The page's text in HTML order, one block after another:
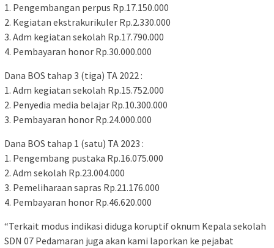
1. Pengembangan perpus Rp.17.150.000
2. Kegiatan ekstrakurikuler Rp.2.330.000
3. Adm kegiatan sekolah Rp.17.790.000
4. Pembayaran honor Rp.30.000.000
Dana BOS tahap 3 (tiga) TA 2022 :
1. Adm kegiatan sekolah Rp.15.752.000
2. Penyedia media belajar Rp.10.300.000
3. Pembayaran honor Rp.24.000.000
Dana BOS tahap 1 (satu) TA 2023 :
1. Pengembang pustaka Rp.16.075.000
2. Adm sekolah Rp.23.004.000
3. Pemeliharaan sapras Rp.21.176.000
4. Pembayaran honor Rp.46.620.000
“Terkait modus indikasi diduga koruptif oknum Kepala sekolah
SDN 07 Pedamaran juga akan kami laporkan ke pejabat